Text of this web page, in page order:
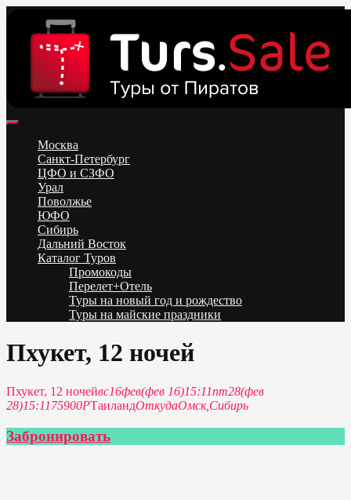
content
Низкие цены на путевки 3-7-10 ночей все включено, отдых на
море. Распродажа экскурсионных и горнолыжных туров.
Обновление каждый день. Официальный сайт Тур Сейл
Москва
Санкт-Петербург
ЦФО и СЗФО
Урал
Поволжье
ЮФО
Сибирь
Дальний Восток
Каталог Туров
Промокоды
Перелет+Отель
Туры на новый год и рождество
Туры на майские праздники
Пхукет, 12 ночей
Пхукет, 12 ночейвс16фев(фев 16)15:11пт28(фев
28)15:1175900РТаиландОткудаОмск, Сибирь
Забронировать